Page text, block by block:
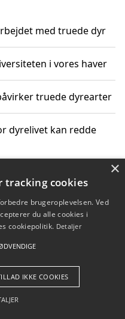
med truede dyr
i vores haver
truede dyrearter
dyrelivet kan redde
støtte bevarelsen
Aps
Betingelser
×
tracking cookies
brugeroplevelsen. Ved
du alle cookies i
cookiepolitik. Detaljer
IKKE COOKIES